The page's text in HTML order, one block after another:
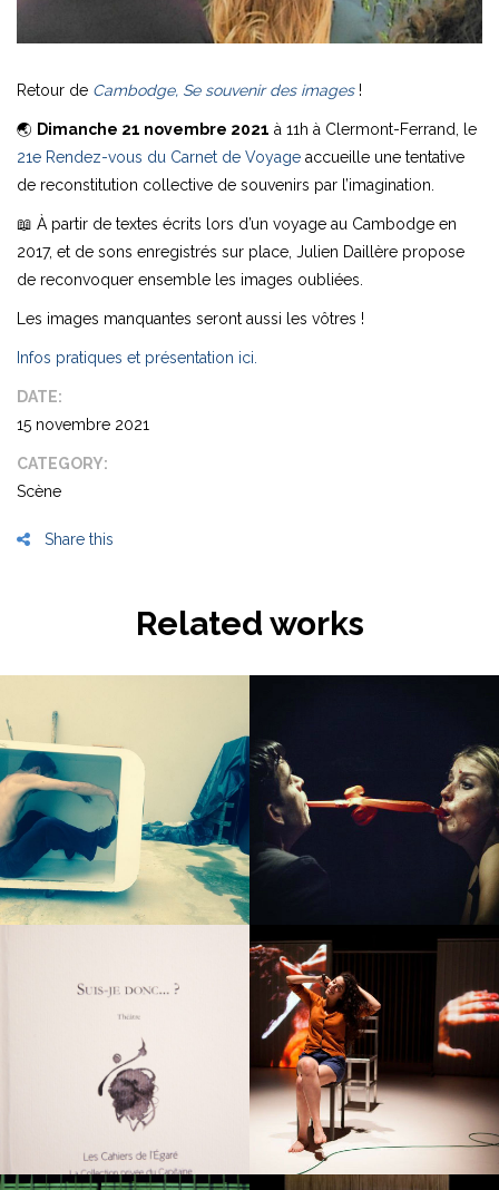
Retour de Cambodge, Se souvenir des images!
🌏 Dimanche 21 novembre 2021 à 11h à Clermont-Ferrand, le
21e Rendez-vous du Carnet de Voyage accueille une tentative
de reconstitution collective de souvenirs par l’imagination.
📖 À partir de textes écrits lors d’un voyage au Cambodge en
2017, et de sons enregistrés sur place, Julien Daillère propose
de reconvoquer ensemble les images oubliées.
Les images manquantes seront aussi les vôtres !
Infos pratiques et présentation ici.
DATE:
15 novembre 2021
CATEGORY:
Scène
Share this
Related works
Scène